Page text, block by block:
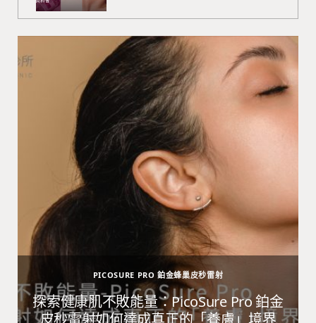
PICOSURE PRO 鉑金蜂巢皮秒雷射
探索健康肌不敗能量：PicoSure Pro 鉑金
皮秒雷射如何達成真正的「養膚」境界